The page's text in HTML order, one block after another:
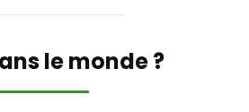
le monde ?